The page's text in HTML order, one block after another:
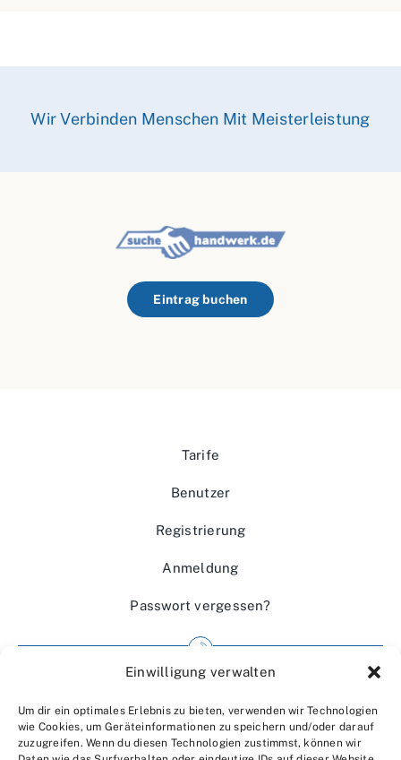
Einwilligung verwalten
Um dir ein optimales Erlebnis zu bieten, verwenden wir Technologien
wie Cookies, um Geräteinformationen zu speichern und/oder darauf
zuzugreifen. Wenn du diesen Technologien zustimmst, können wir
Wir Verbinden Menschen Mit Meisterleistung
Eintrag buchen
Tarife
Benutzer
Registrierung
Anmeldung
Passwort vergessen?
Wir über uns